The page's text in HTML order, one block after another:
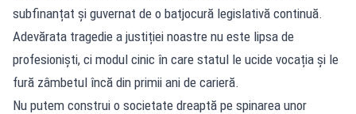
subfinanțat și guvernat de o batjocură legislativă continuă.
Adevărata tragedie a justiției noastre nu este lipsa de
profesioniști, ci modul cinic în care statul le ucide vocația și le
fură zâmbetul încă din primii ani de carieră.
Nu putem construi o societate dreaptă pe spinarea unor